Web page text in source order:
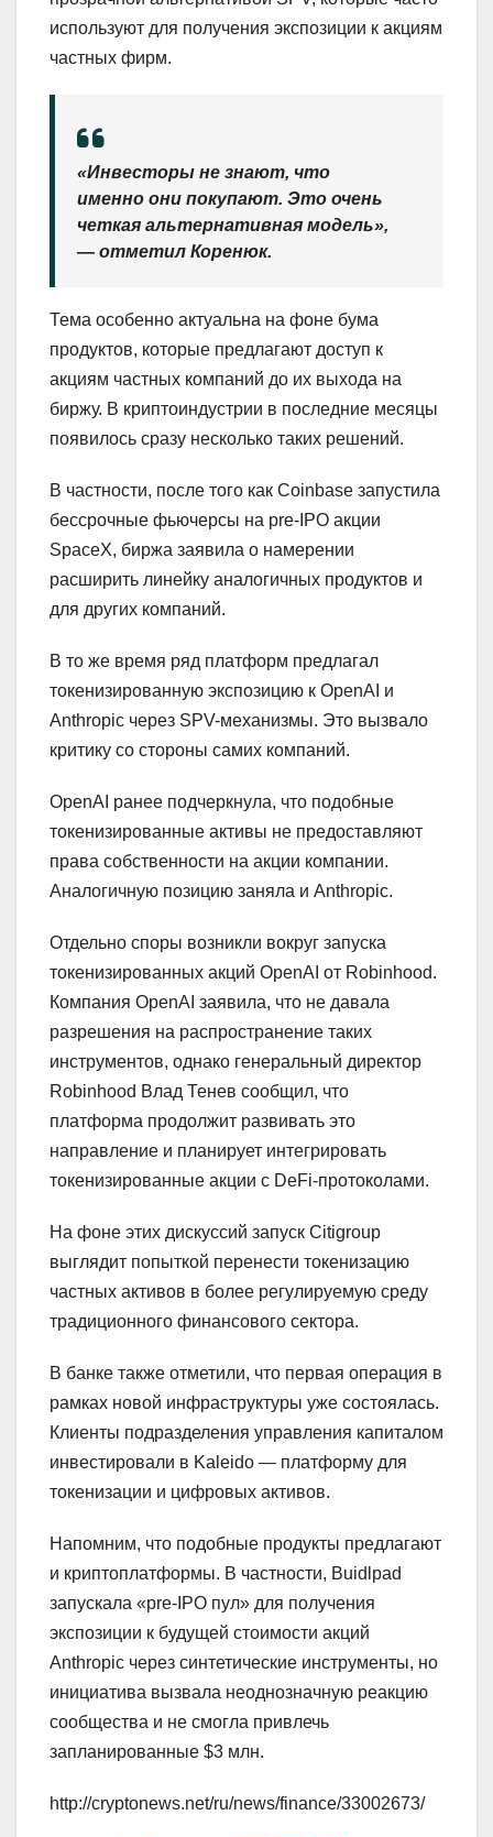
используют для получения экспозиции к акциям
частных фирм.
«Инвесторы не знают, что
именно они покупают. Это очень
четкая альтернативная модель»,
— отметил Коренюк.
Тема особенно актуальна на фоне бума
продуктов, которые предлагают доступ к
акциям частных компаний до их выхода на
биржу. В криптоиндустрии в последние месяцы
появилось сразу несколько таких решений.
В частности, после того как Coinbase запустила
бессрочные фьючерсы на pre-IPO акции
SpaceX, биржа заявила о намерении
расширить линейку аналогичных продуктов и
для других компаний.
В то же время ряд платформ предлагал
токенизированную экспозицию к OpenAI и
Anthropic через SPV-механизмы. Это вызвало
критику со стороны самих компаний.
OpenAI ранее подчеркнула, что подобные
токенизированные активы не предоставляют
права собственности на акции компании.
Аналогичную позицию заняла и Anthropic.
Отдельно споры возникли вокруг запуска
токенизированных акций OpenAI от Robinhood.
Компания OpenAI заявила, что не давала
разрешения на распространение таких
инструментов, однако генеральный директор
Robinhood Влад Тенев сообщил, что
платформа продолжит развивать это
направление и планирует интегрировать
токенизированные акции с DeFi-протоколами.
На фоне этих дискуссий запуск Citigroup
выглядит попыткой перенести токенизацию
частных активов в более регулируемую среду
традиционного финансового сектора.
В банке также отметили, что первая операция в
рамках новой инфраструктуры уже состоялась.
Клиенты подразделения управления капиталом
инвестировали в Kaleido — платформу для
токенизации и цифровых активов.
Напомним, что подобные продукты предлагают
и криптоплатформы. В частности, Buidlpad
запускала «pre-IPO пул» для получения
экспозиции к будущей стоимости акций
Anthropic через синтетические инструменты, но
инициатива вызвала неоднозначную реакцию
сообщества и не смогла привлечь
запланированные $3 млн.
http://cryptonews.net/ru/news/finance/33002673/